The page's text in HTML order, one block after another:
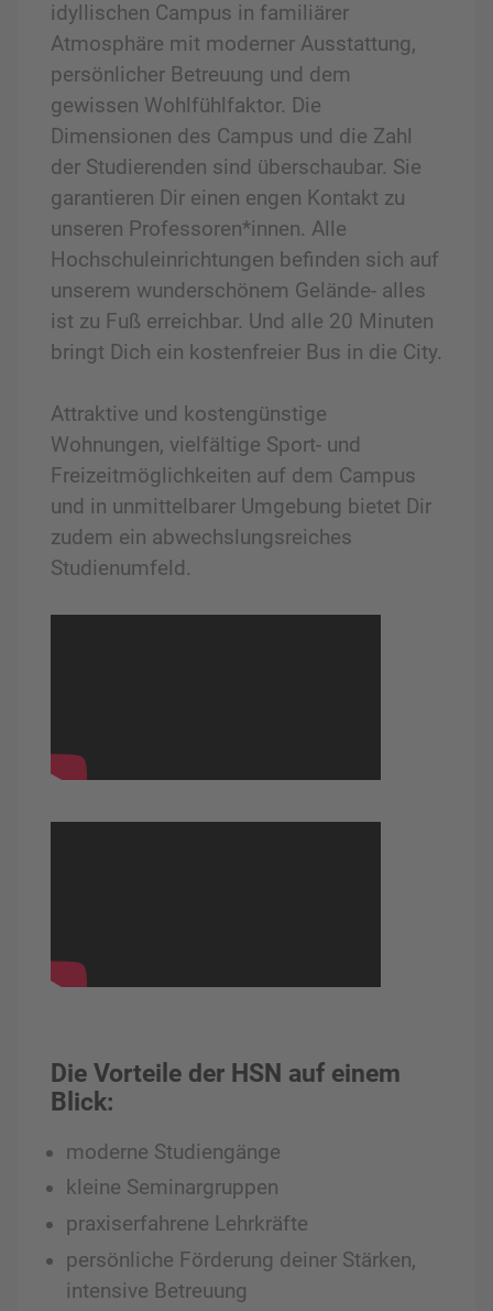
idyllischen Campus in familiärer
Atmosphäre mit moderner Ausstattung,
persönlicher Betreuung und dem
gewissen Wohlfühlfaktor. Die
Dimensionen des Campus und die Zahl
der Studierenden sind überschaubar. Sie
garantieren Dir einen engen Kontakt zu
unseren Professoren*innen. Alle
Hochschuleinrichtungen befinden sich auf
unserem wunderschönem Gelände- alles
ist zu Fuß erreichbar. Und alle 20 Minuten
bringt Dich ein kostenfreier Bus in die City.
Attraktive und kostengünstige
Wohnungen, vielfältige Sport- und
Freizeitmöglichkeiten auf dem Campus
und in unmittelbarer Umgebung bietet Dir
zudem ein abwechslungsreiches
Studienumfeld.
Die Vorteile der HSN auf einem
Blick:
moderne Studiengänge
kleine Seminargruppen
praxiserfahrene Lehrkräfte
persönliche Förderung deiner Stärken,
intensive Betreuung